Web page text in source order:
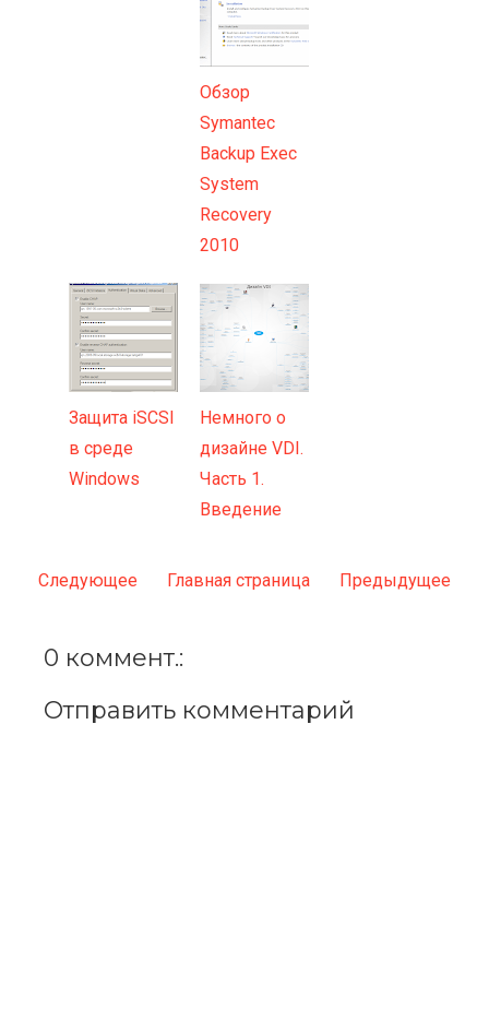
Обзор
Symantec
Backup Exec
System
Recovery
2010
Защита iSCSI
в среде
Windows
Немного о
дизайне VDI.
Часть 1.
Введение
Следующее Предыдущее
Главная страница
0 коммент.:
Отправить комментарий